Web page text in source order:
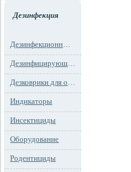
Дезинфекция
Дезинфекционные маты
Дезинфицирующие средства
Дезковрики для обуви
Индикаторы
Инсектициды
Оборудование
Родентициды